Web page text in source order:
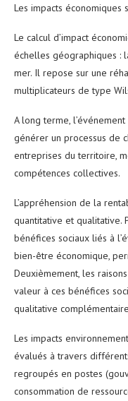
Les impacts
Le calcul d’impact
échelles géographiques :
mer. Il repose sur une
multiplicateurs de type
A long terme,
générer un processus de
entreprises du territoire,
compétences collectives.
L’appréhension de la
quantitative et qualitative.
bénéfices sociaux liés à
bien-être économique,
Deuxièmement, les
valeur à ces bénéfices
qualitative
Les impacts
évalués à travers
regroupés en postes
consommation de